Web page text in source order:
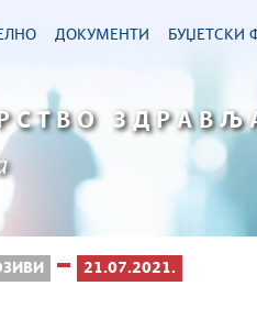
ДОКУМЕНТИ БУЏЕТСКИ
21.07.2021.